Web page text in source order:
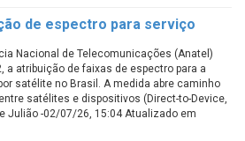
de espectro para serviço
Nacional de Telecomunicações (Anatel)
a atribuição de faixas de espectro para a
satélite no Brasil. A medida abre caminho
satélites e dispositivos (Direct-to-Device,
Julião -02/07/26, 15:04 Atualizado em